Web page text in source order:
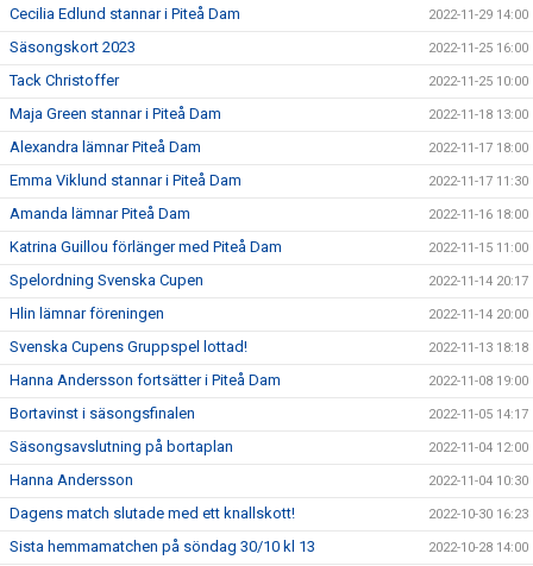
Cecilia Edlund stannar i Piteå Dam 2022-11-29 14:00
Säsongskort 2023 2022-11-25 16:00
Tack Christoffer 2022-11-25 10:00
Maja Green stannar i Piteå Dam 2022-11-18 13:00
Alexandra lämnar Piteå Dam 2022-11-17 18:00
Emma Viklund stannar i Piteå Dam 2022-11-17 11:30
Amanda lämnar Piteå Dam 2022-11-16 18:00
Katrina Guillou förlänger med Piteå Dam 2022-11-15 11:00
Spelordning Svenska Cupen 2022-11-14 20:17
Hlin lämnar föreningen 2022-11-14 20:00
Svenska Cupens Gruppspel lottad! 2022-11-13 18:18
Hanna Andersson fortsätter i Piteå Dam 2022-11-08 19:00
Bortavinst i säsongsfinalen 2022-11-05 14:17
Säsongsavslutning på bortaplan 2022-11-04 12:00
Hanna Andersson 2022-11-04 10:30
Dagens match slutade med ett knallskott! 2022-10-30 16:23
Sista hemmamatchen på söndag 30/10 kl 13 2022-10-28 14:00